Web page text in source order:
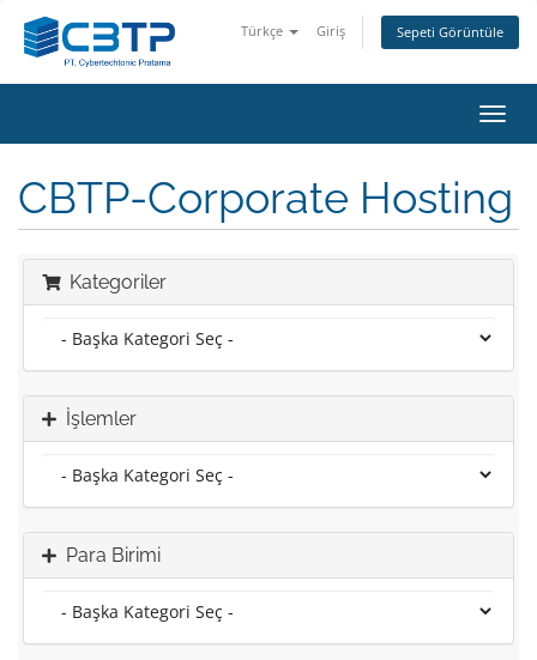
Türkçe Giriş Sepeti Görüntüle
CBTP-Corporate Hosting
Kategoriler
İşlemler
Para Birimi